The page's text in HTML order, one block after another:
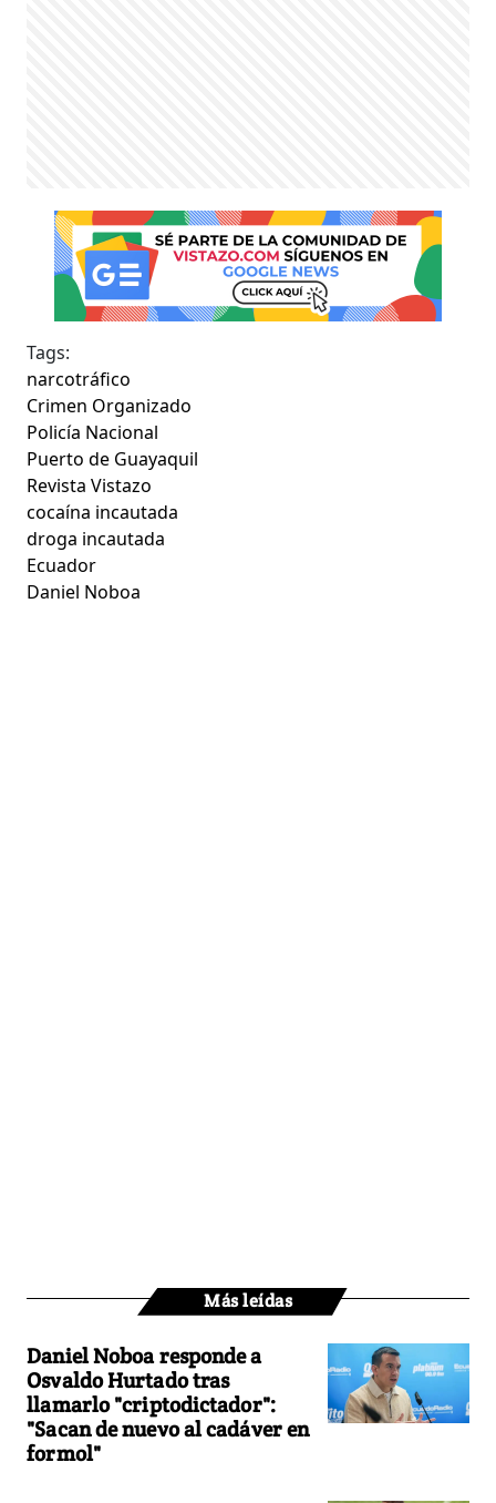
Tags:
narcotráfico
Crimen Organizado
Policía Nacional
Puerto de Guayaquil
Revista Vistazo
cocaína incautada
droga incautada
Ecuador
Daniel Noboa
Más leídas
Daniel Noboa responde a
Osvaldo Hurtado tras
llamarlo "criptodictador":
"Sacan de nuevo al cadáver en
formol"